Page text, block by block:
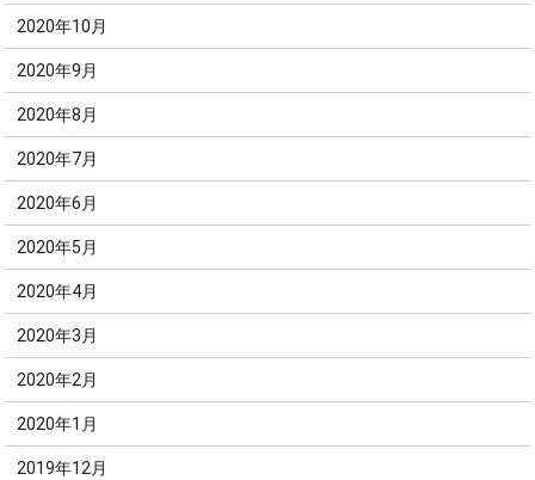
2020年10月
2020年9月
2020年8月
2020年7月
2020年6月
2020年5月
2020年4月
2020年3月
2020年2月
2020年1月
2019年12月